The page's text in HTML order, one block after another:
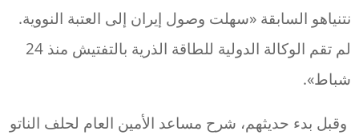
نتنياهو السابقة «سهلت وصول إيران إلى العتبة النووية.
لم تقم الوكالة الدولية للطاقة الذرية بالتفتيش منذ 24
شباط».
وقبل بدء حديثهم، شرح مساعد الأمين العام لحلف الناتو